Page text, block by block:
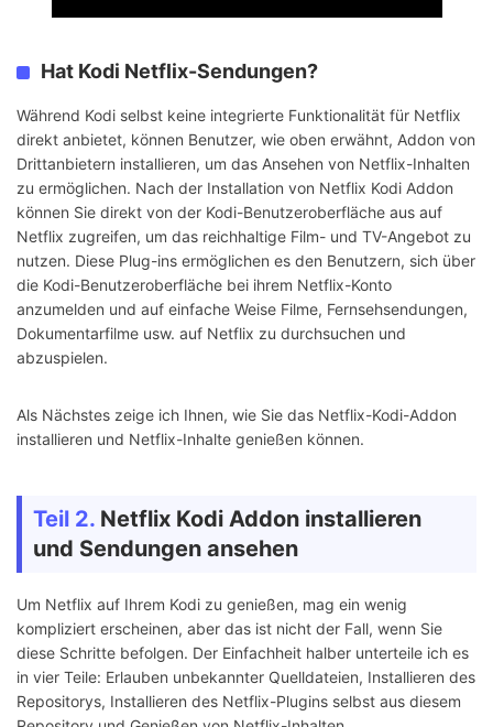
Hat Kodi Netflix-Sendungen?
Während Kodi selbst keine integrierte Funktionalität für Netflix
direkt anbietet, können Benutzer, wie oben erwähnt, Addon von
Drittanbietern installieren, um das Ansehen von Netflix-Inhalten
zu ermöglichen. Nach der Installation von Netflix Kodi Addon
können Sie direkt von der Kodi-Benutzeroberfläche aus auf
Netflix zugreifen, um das reichhaltige Film- und TV-Angebot zu
nutzen. Diese Plug-ins ermöglichen es den Benutzern, sich über
die Kodi-Benutzeroberfläche bei ihrem Netflix-Konto
anzumelden und auf einfache Weise Filme, Fernsehsendungen,
Dokumentarfilme usw. auf Netflix zu durchsuchen und
abzuspielen.
Als Nächstes zeige ich Ihnen, wie Sie das Netflix-Kodi-Addon
installieren und Netflix-Inhalte genießen können.
Teil 2. Netflix Kodi Addon installieren
und Sendungen ansehen
Um Netflix auf Ihrem Kodi zu genießen, mag ein wenig
kompliziert erscheinen, aber das ist nicht der Fall, wenn Sie
diese Schritte befolgen. Der Einfachheit halber unterteile ich es
in vier Teile: Erlauben unbekannter Quelldateien, Installieren des
Repositorys, Installieren des Netflix-Plugins selbst aus diesem